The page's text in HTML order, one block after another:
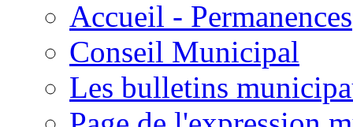
Accueil - Permanences
Conseil Municipal
Les bulletins